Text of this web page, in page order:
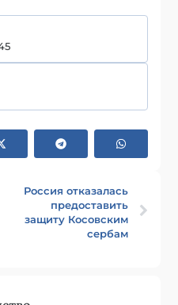
Россия отказалась
предоставить
защиту Косовским
сербам